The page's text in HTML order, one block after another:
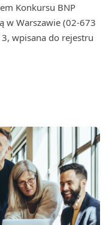
Konkursu BNP
w Warszawie (02-673
wpisana do rejestru